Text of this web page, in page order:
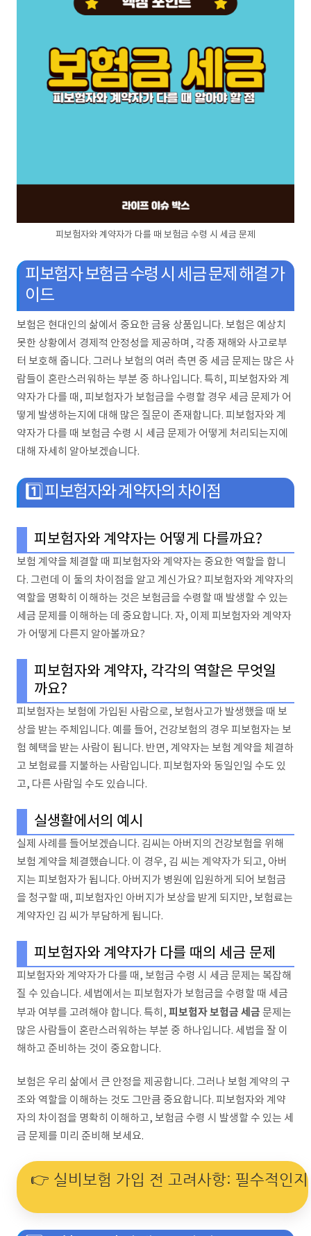
피보험자와 계약자가 다를 때 보험금 수령 시 세금 문제
피보험자 보험금 수령 시 세금 문제 해결 가
이드
보험은 현대인의 삶에서 중요한 금융 상품입니다. 보험은 예상치
못한 상황에서 경제적 안정성을 제공하며, 각종 재해와 사고로부
터 보호해 줍니다. 그러나 보험의 여러 측면 중 세금 문제는 많은 사
람들이 혼란스러워하는 부분 중 하나입니다. 특히, 피보험자와 계
약자가 다를 때, 피보험자가 보험금을 수령할 경우 세금 문제가 어
떻게 발생하는지에 대해 많은 질문이 존재합니다. 피보험자와 계
약자가 다를 때 보험금 수령 시 세금 문제가 어떻게 처리되는지에
대해 자세히 알아보겠습니다.
1️⃣ 피보험자와 계약자의 차이점
피보험자와 계약자는 어떻게 다를까요?
보험 계약을 체결할 때 피보험자와 계약자는 중요한 역할을 합니
다. 그런데 이 둘의 차이점을 알고 계신가요? 피보험자와 계약자의
역할을 명확히 이해하는 것은 보험금을 수령할 때 발생할 수 있는
세금 문제를 이해하는 데 중요합니다. 자, 이제 피보험자와 계약자
가 어떻게 다른지 알아볼까요?
피보험자와 계약자, 각각의 역할은 무엇일
까요?
피보험자는 보험에 가입된 사람으로, 보험사고가 발생했을 때 보
상을 받는 주체입니다. 예를 들어, 건강보험의 경우 피보험자는 보
험 혜택을 받는 사람이 됩니다. 반면, 계약자는 보험 계약을 체결하
고 보험료를 지불하는 사람입니다. 피보험자와 동일인일 수도 있
고, 다른 사람일 수도 있습니다.
실생활에서의 예시
실제 사례를 들어보겠습니다. 김씨는 아버지의 건강보험을 위해
보험 계약을 체결했습니다. 이 경우, 김 씨는 계약자가 되고, 아버
지는 피보험자가 됩니다. 아버지가 병원에 입원하게 되어 보험금
을 청구할 때, 피보험자인 아버지가 보상을 받게 되지만, 보험료는
계약자인 김 씨가 부담하게 됩니다.
피보험자와 계약자가 다를 때의 세금 문제
피보험자와 계약자가 다를 때, 보험금 수령 시 세금 문제는 복잡해
질 수 있습니다. 세법에서는 피보험자가 보험금을 수령할 때 세금
부과 여부를 고려해야 합니다. 특히, 피보험자 보험금 세금 문제는
많은 사람들이 혼란스러워하는 부분 중 하나입니다. 세법을 잘 이
해하고 준비하는 것이 중요합니다.
보험은 우리 삶에서 큰 안정을 제공합니다. 그러나 보험 계약의 구
조와 역할을 이해하는 것도 그만큼 중요합니다. 피보험자와 계약
자의 차이점을 명확히 이해하고, 보험금 수령 시 발생할 수 있는 세
금 문제를 미리 준비해 보세요.
👉 실비보험 가입 전 고려사항: 필수적인